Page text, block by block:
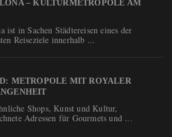
– KULTURMETROPOLE AM
ist in Sachen Städtereisen eines der
Reiseziele innerhalb ...
METROPOLE MIT ROYALER
Shops, Kunst und Kultur,
Adressen für Gourmets und ...